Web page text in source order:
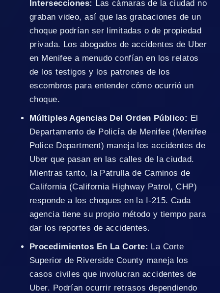
Intersecciones: Las cámaras de la ciudad no
graban video, así que las grabaciones de un
choque podrían ser limitadas o de propiedad
privada. Los abogados de accidentes de Uber
en Menifee a menudo confían en los relatos
de los testigos y los patrones de los
escombros para entender cómo ocurrió un
choque.
Múltiples Agencias Del Orden Público: El
Departamento de Policía de Menifee (Menifee
Police Department) maneja los accidentes de
Uber que pasan en las calles de la ciudad.
Mientras tanto, la Patrulla de Caminos de
California (California Highway Patrol, CHP)
responde a los choques en la I-215. Cada
agencia tiene su propio método y tiempo para
dar los reportes de accidentes.
Procedimientos En La Corte: La Corte
Superior de Riverside County maneja los
casos civiles que involucran accidentes de
Uber. Podrían ocurrir retrasos dependiendo